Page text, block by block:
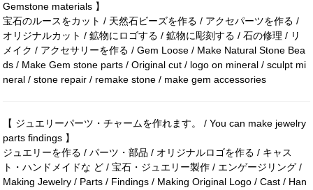
Gemstone materials 】
宝石のルースをカット / 天然石ビーズを作る / アクセパーツを作る /
オリジナルカット / 鉱物にロゴする / 鉱物に彫刻する / 石の修理 / リ
メイク / アクセサリーを作る / Gem Loose / Make Natural Stone Bea
ds / Make Gem stone parts / Original cut / logo on mineral / sculpt mi
neral / stone repair / remake stone / make gem accessories
【 ジュエリーパーツ・チャームを作れます。 / You can make jewelry
parts findings 】
ジュエリーを作る / パーツ・部品 / オリジナルロゴを作る / キャス
ト・ハンドメイドな ど / 宝石・ジュエリー製作 / エンゲージリング /
Making Jewelry / Parts / Findings / Making Original Logo / Cast / Han